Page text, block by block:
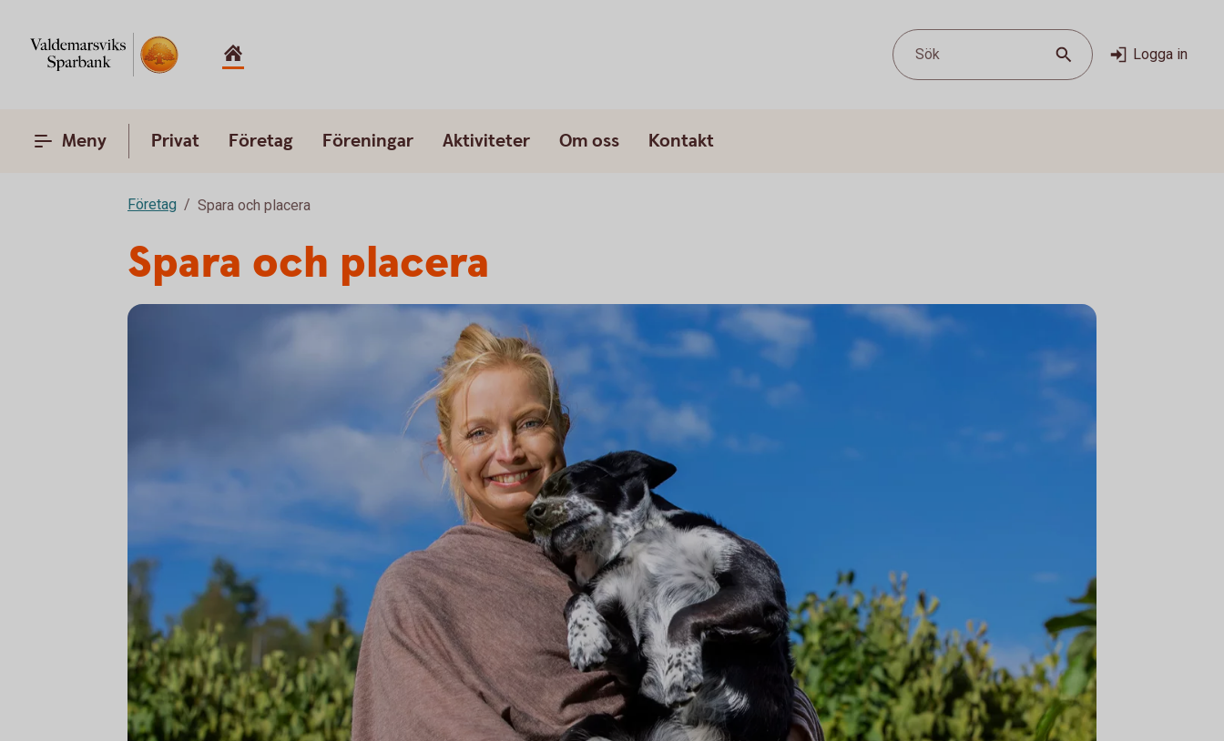
Sök Logga in
Meny Privat Företag Föreningar Aktiviteter Om oss Kontakt
Företag Spara och placera
Spara och placera